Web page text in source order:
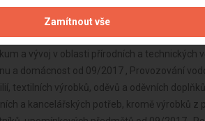
Zamítnout vše